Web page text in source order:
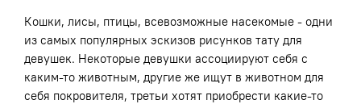
Кошки, лисы, птицы, всевозможные насекомые - одни
из самых популярных эскизов рисунков тату для
девушек. Некоторые девушки ассоциируют себя с
каким-то животным, другие же ищут в животном для
себя покровителя, третьи хотят приобрести какие-то